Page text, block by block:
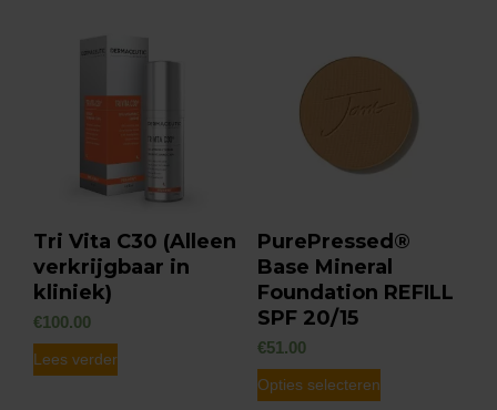
Tri Vita C30 (Alleen
verkrijgbaar in
kliniek)
€100.00
Lees verder
PurePressed®
Base Mineral
Foundation REFILL
SPF 20/15
€51.00
Opties selecterenDit